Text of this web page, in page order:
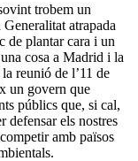
trobem un
atrapada
de plantar cara i un
cosa a Madrid i la
reunió de l’11 de
un govern que
públics que, si cal,
defensar els nostres
amb països